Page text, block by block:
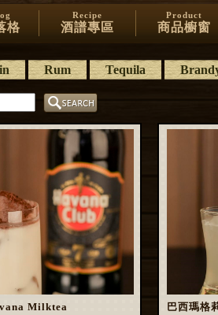
格
Recipe
酒譜專區
Product
商品櫥窗
Rum Tequila
Milktea 巴西瑪